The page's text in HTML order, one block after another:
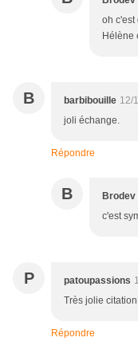
oh c'est
Hélène
B barbibouille 12/
joli échange.
Répondre
B Brodev
c'est
P patoupassions
Très jolie
Répondre